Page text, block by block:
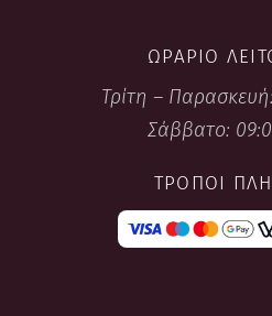
ΩΡΆΡΙΟ
Τρίτη –
Σάββατο:
ΤΡΌΠΟΙ